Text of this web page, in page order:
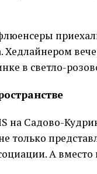
Хедлайнером
в светло-
на Садово-
только
А вместо